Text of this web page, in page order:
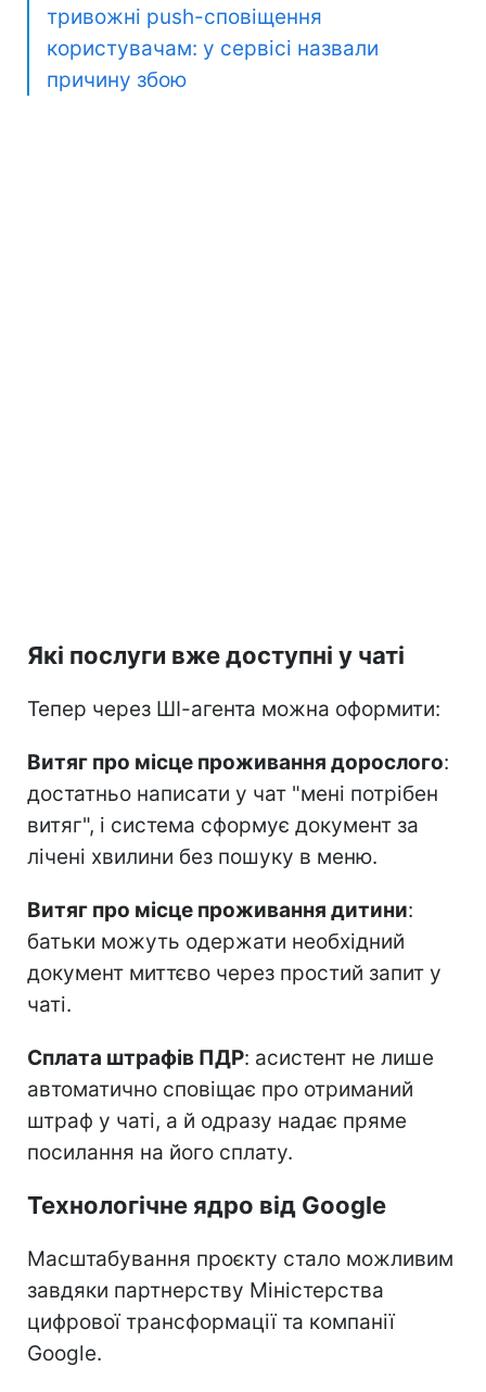
тривожні push-сповіщення
користувачам: у сервісі назвали
причину збою
Які послуги вже доступні у чаті
Тепер через ШІ-агента можна оформити:
Витяг про місце проживання дорослого:
достатньо написати у чат "мені потрібен
витяг", і система сформує документ за
лічені хвилини без пошуку в меню.
Витяг про місце проживання дитини:
батьки можуть одержати необхідний
документ миттєво через простий запит у
чаті.
Сплата штрафів ПДР: асистент не лише
автоматично сповіщає про отриманий
штраф у чаті, а й одразу надає пряме
посилання на його сплату.
Технологічне ядро від Google
Масштабування проєкту стало можливим
завдяки партнерству Міністерства
цифрової трансформації та компанії
Google.